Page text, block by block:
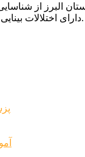
دارای اختلالات بینایی در این استان خبر داد.